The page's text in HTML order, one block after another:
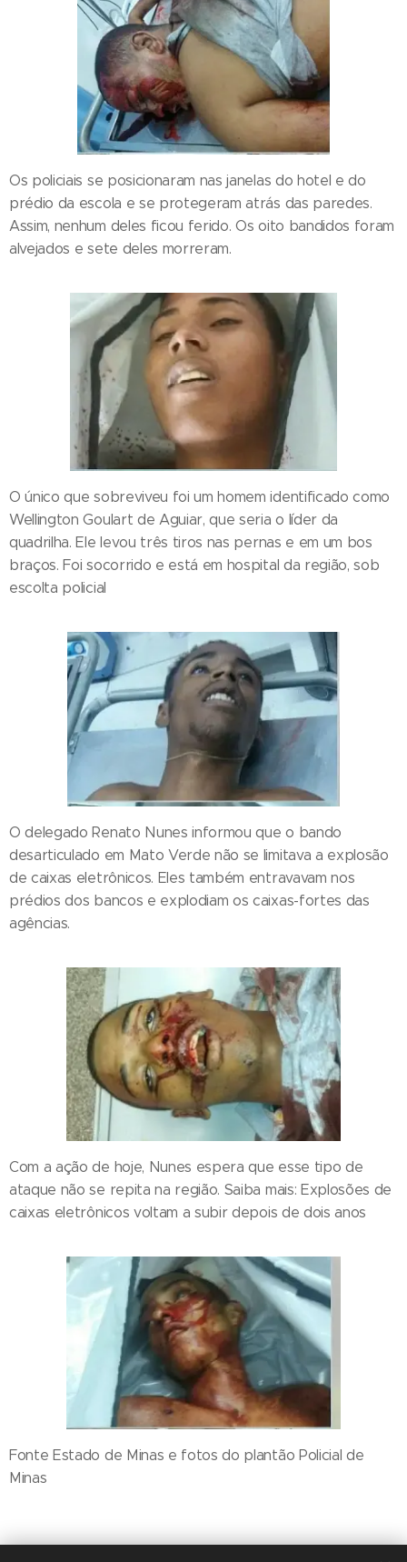
Os policiais se posicionaram nas janelas do hotel e do
prédio da escola e se protegeram atrás das paredes.
Assim, nenhum deles ficou ferido. Os oito bandidos foram
alvejados e sete deles morreram.
O único que sobreviveu foi um homem identificado como
Wellington Goulart de Aguiar, que seria o líder da
quadrilha. Ele levou três tiros nas pernas e em um bos
braços. Foi socorrido e está em hospital da região, sob
escolta policial
O delegado Renato Nunes informou que o bando
desarticulado em Mato Verde não se limitava a explosão
de caixas eletrônicos. Eles também entravavam nos
prédios dos bancos e explodiam os caixas-fortes das
agências.
Com a ação de hoje, Nunes espera que esse tipo de
ataque não se repita na região. Saiba mais: Explosões de
caixas eletrônicos voltam a subir depois de dois anos
Fonte Estado de Minas e fotos do plantão Policial de
Minas